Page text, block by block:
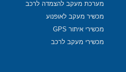
מערכת מעקב להצמדה לרכב
מכשיר מעקב לאופנוע
מכשירי איתור GPS
מכשירי מעקב לרכב